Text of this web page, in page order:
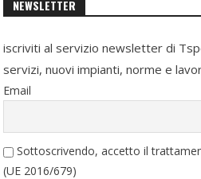
NEWSLETTER
iscriviti al servizio newsletter di
servizi, nuovi impianti, norme e
Email
Sottoscrivendo, accetto il
(UE 2016/679)